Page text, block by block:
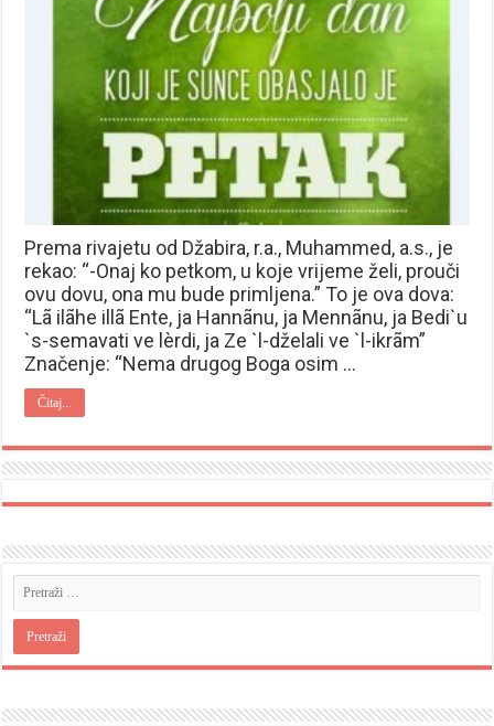
Prema rivajetu od Džabira, r.a., Muhammed, a.s., je
rekao: “-Onaj ko petkom, u koje vrijeme želi, prouči
ovu dovu, ona mu bude primljena.” To je ova dova:
“Lã ilãhe illã Ente, ja Hannãnu, ja Mennãnu, ja Bedi`u
`s-semavati ve lèrdi, ja Ze `l-dželali ve `l-ikrãm”
Značenje: “Nema drugog Boga osim …
Čitaj...